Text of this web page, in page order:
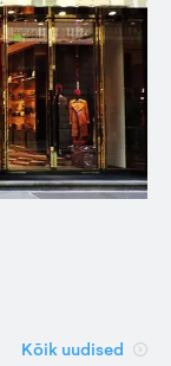
Kõik uudised